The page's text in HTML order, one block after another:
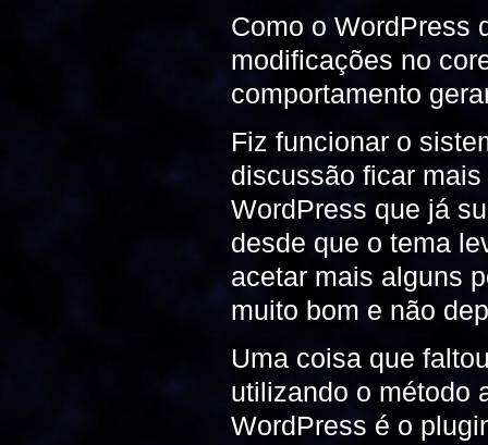
Como o WordPress
modificações no
comportamento
Fiz funcionar o
discussão ficar
WordPress que já
desde que o tema
acetar mais alguns
muito bom e não
Uma coisa que
utilizando o método
WordPress é o